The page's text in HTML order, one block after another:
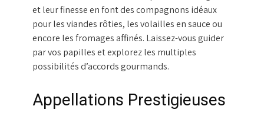
et leur finesse en font des compagnons idéaux
pour les viandes rôties, les volailles en sauce ou
encore les fromages affinés. Laissez-vous guider
par vos papilles et explorez les multiples
possibilités d’accords gourmands.
Appellations Prestigieuses